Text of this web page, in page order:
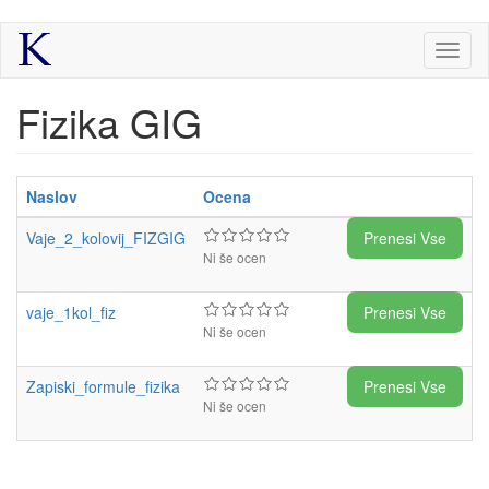
Skip
main
Fizika GIG
Naslov
Ocena
Vaje_2_kolovij_FIZGIG
Ni še ocen
Prenesi Vse
vaje_1kol_fiz
Ni še ocen
Prenesi Vse
Zapiski_formule_fizika
Ni še ocen
Prenesi Vse